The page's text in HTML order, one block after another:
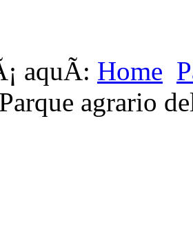
aquÃ­: Home
Parque agrario